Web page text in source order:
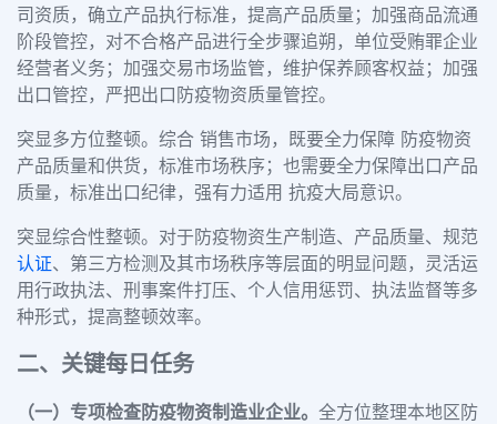
司资质，确立产品执行标准，提高产品质量；加强商品流通
阶段管控，对不合格产品进行全步骤追朔，单位受贿罪企业
经营者义务；加强交易市场监管，维护保养顾客权益；加强
出口管控，严把出口防疫物资质量管控。
突显多方位整顿。综合 销售市场，既要全力保障 防疫物资
产品质量和供货，标准市场秩序；也需要全力保障出口产品
质量，标准出口纪律，强有力适用 抗疫大局意识。
突显综合性整顿。对于防疫物资生产制造、产品质量、规范
认证、第三方检测及其市场秩序等层面的明显问题，灵活运
用行政执法、刑事案件打压、个人信用惩罚、执法监督等多
种形式，提高整顿效率。
二、关键每日任务
（一）专项检查防疫物资制造业企业。 全方位整理本地区防